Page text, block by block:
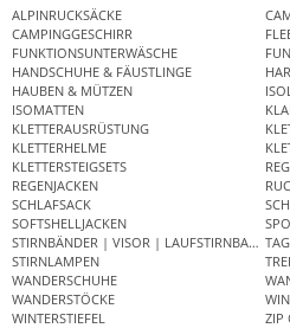
ALPINRUCKSÄCKE
CAMPINGGESCHIRR
FUNKTIONSUNTERWÄSCHE
HANDSCHUHE & FÄUSTLINGE
HAUBEN & MÜTZEN
ISOMATTEN
KLETTERAUSRÜSTUNG
KLETTERHELME
KLETTERSTEIGSETS
REGENJACKEN
SCHLAFSACK
SOFTSHELLJACKEN
STIRNBÄNDER | VISOR | LAUFSTIRNBAND
STIRNLAMPEN
WANDERSCHUHE
WANDERSTÖCKE
WINTERSTIEFEL
ZIP